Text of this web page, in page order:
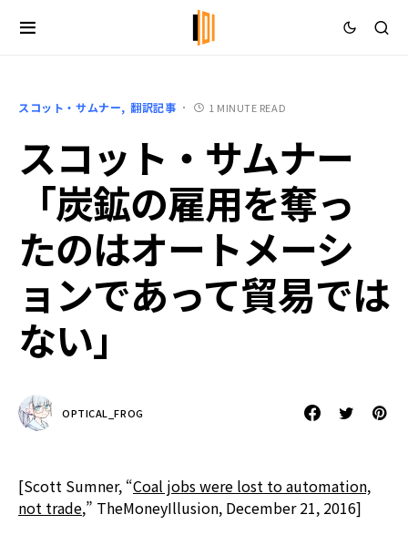
スコット・サムナー 翻訳記事 1 MINUTE READ
スコット・サムナー
「炭鉱の雇用を奪っ
たのはオートメーシ
ョンであって貿易では
ない」
OPTICAL_FROG
[Scott Sumner, “Coal jobs were lost to automation,
not trade,” TheMoneyIllusion, December 21, 2016]